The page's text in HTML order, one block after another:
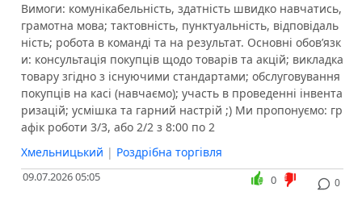
Вимоги: комунікабельність, здатність швидко навчатись,
грамотна мова; тактовність, пунктуальність, відповідаль
ність; робота в команді та на результат. Основні обов’язк
и: консультація покупців щодо товарів та акцій; викладка
товару згідно з існуючими стандартами; обслуговування
покупців на касі (навчаємо); участь в проведенні інвента
ризацій; усмішка та гарний настрій ;) Ми пропонуємо: гр
афік роботи 3/3, або 2/2 з 8:00 по 2
Хмельницький | Роздрібна торгівля
09.07.2026 05:05 0
0